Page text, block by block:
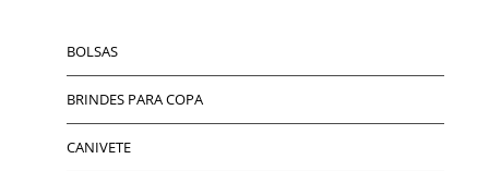
BOLSAS
BRINDES PARA COPA
CANIVETE